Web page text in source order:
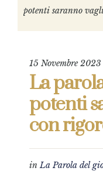
potenti saranno
15 Novembre 2023
La
potenti
con
inLa Parola del